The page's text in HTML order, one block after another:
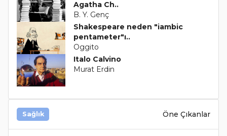
Agatha Ch..
B. Y. Genç
Shakespeare neden "iambic
pentameter"ı..
Oggito
Italo Calvino
Murat Erdin
Sağlık Öne Çıkanlar